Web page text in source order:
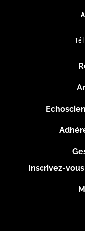
pageInscrivez-